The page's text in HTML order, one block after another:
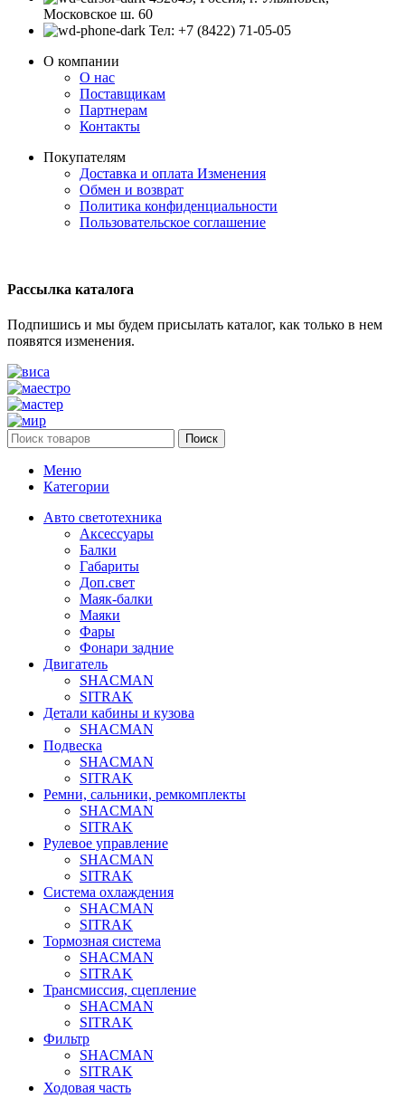
Московское ш. 60
Тел: +7 (8422) 71-05-05
О компании
О нас
Поставщикам
Партнерам
Контакты
Покупателям
Доставка и оплата Изменения
Обмен и возврат
Политика конфиденциальности
Пользовательское соглашение
Рассылка каталога
Подпишись и мы будем присылать каталог, как только в нем
появятся изменения.
Поиск
Меню
Категории
Авто светотехника
Аксессуары
Балки
Габариты
Доп.свет
Маяк-балки
Маяки
Фары
Фонари задние
Двигатель
SHACMAN
SITRAK
Детали кабины и кузова
SHACMAN
Подвеска
SHACMAN
SITRAK
Ремни, сальники, ремкомплекты
SHACMAN
SITRAK
Рулевое управление
SHACMAN
SITRAK
Система охлаждения
SHACMAN
SITRAK
Тормозная система
SHACMAN
SITRAK
Трансмиссия, сцепление
SHACMAN
SITRAK
Фильтр
SHACMAN
SITRAK
Ходовая часть